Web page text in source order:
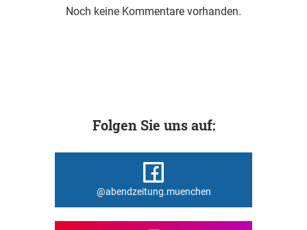
Noch keine Kommentare vorhanden.
Folgen Sie uns auf:
@abendzeitung.muenchen